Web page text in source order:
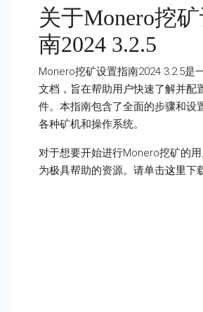
关于Monero挖
南2024 3.2.5
Monero挖矿设置指南2024 3.2.5是
文档，旨在帮助用户快速了解并配
件。本指南包含了全面的步骤和设
各种矿机和操作系统。
对于想要开始进行Monero挖矿的
为极具帮助的资源。请单击这里下